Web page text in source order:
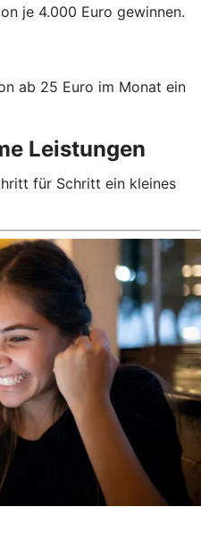
je 4.000 Euro gewinnen.
ab 25 Euro im Monat ein
Leistungen
für Schritt ein kleines